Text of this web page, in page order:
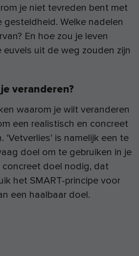
je niet tevreden bent met
gesteldheid. Welke nadelen
En hoe zou je leven
euvels uit de weg zouden zijn
veranderen?
waarom je wilt veranderen
een realistisch en concreet
is namelijk een te
doel om te gebruiken in je
concreet doel nodig, dat
het SMART-principe voor
een haalbaar doel.